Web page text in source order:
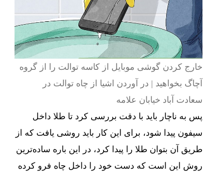
خارج کردن گوشی موبایل از کاسه توالت را از گروه
آچاگ بخواهید | در آوردن اشیا از چاه توالت در
سعادت آباد خیابان علامه
پس به ناچار باید با دقت بررسی کرد تا طلا داخل
سیفون پیدا شود، برای این کار باید روشی یافت که از
طریق آن بتوان طلا را پیدا کرد، در این باره ساده‌ترین
روش این است که دست خود را داخل چاه فرو کرده